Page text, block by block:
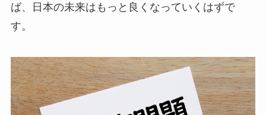
ば、日本の未来はもっと良くなっていくはずで
す。